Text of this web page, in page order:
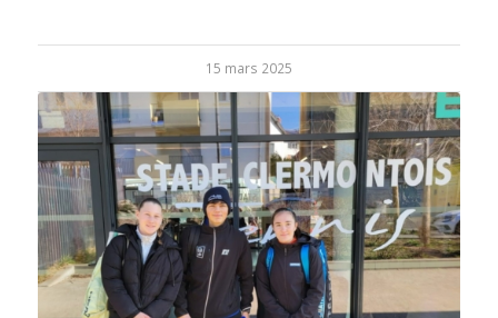
15 mars 2025